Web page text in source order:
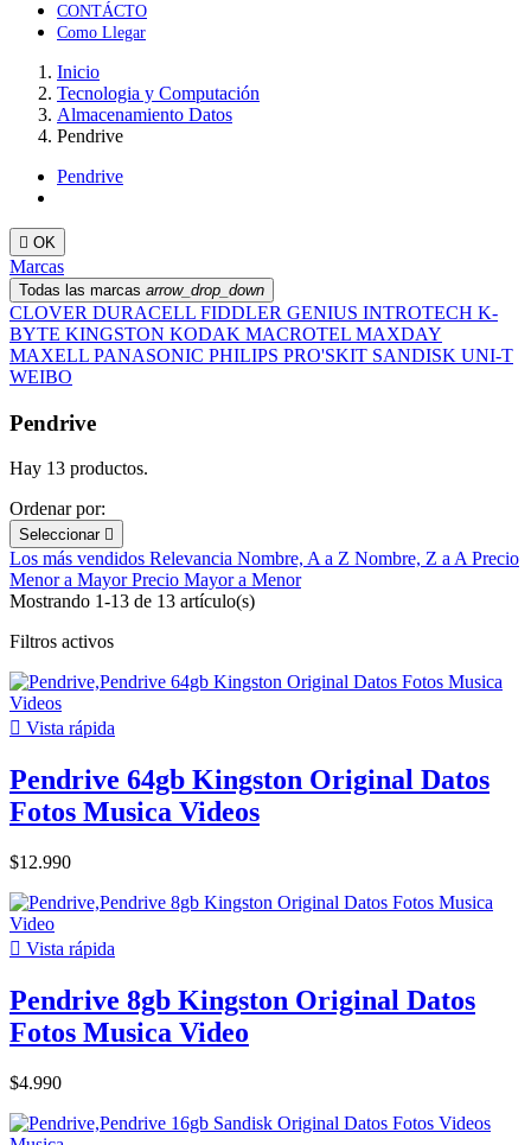
CONTÁCTO
Como Llegar
Inicio
Tecnologia y Computación
Almacenamiento Datos
Pendrive
Pendrive
 OK
Marcas
Todas las marcas arrow_drop_down
CLOVER DURACELL FIDDLER GENIUS INTROTECH K-
BYTE KINGSTON KODAK MACROTEL MAXDAY
MAXELL PANASONIC PHILIPS PRO'SKIT SANDISK UNI-T
WEIBO
Pendrive
Hay 13 productos.
Ordenar por:
Seleccionar 
Los más vendidos Relevancia Nombre, A a Z Nombre, Z a APrecio
Menor a MayorPrecio Mayor a Menor
Mostrando 1-13 de 13 artículo(s)
Filtros activos
 Vista rápida
Pendrive 64gb Kingston Original Datos
Fotos Musica Videos
$12.990
 Vista rápida
Pendrive 8gb Kingston Original Datos
Fotos Musica Video
$4.990